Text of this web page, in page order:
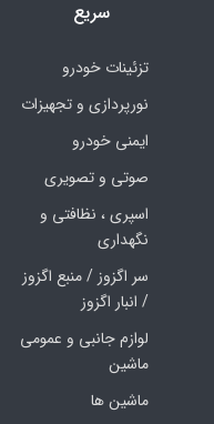
سریع
تزئینات خودرو
نورپردازی و تجهیزات
ایمنی خودرو
صوتی و تصویری
اسپری ، نظافتی و
نگهداری
سر اگزوز / منبع اگزوز
/ انبار اگزوز
لوازم جانبی و عمومی
ماشین
ماشین ها